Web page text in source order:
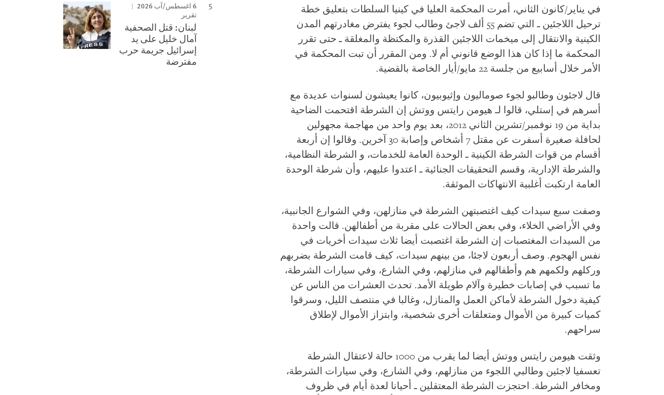
في يناير/كانون الثاني، أمرت المحكمة العليا في كينيا السلطات بتعليق خطة
ترحيل اللاجئين ـ التي تضم 55 ألف لاجئ وطالب لجوء يفترض مغادرتهم المدن
الكينية والانتقال إلى ميخمات اللاجئين القذرة والمكتظة والمغلقة ـ حتى تقرر
المحكمة ما إذا كان هذا الوضع قانوني أم لا. ومن المقرر أن تبت المحكمة في
الأمر خلال أسابيع من جلسة 22 مايو/أيار الخاصة بالقضية.
قال لاجئون وطالبو لجوء صوماليون وإثيوبيون، كانوا يعيشون لسنوات عديدة مع
أسرهم في إستلي، قالوا لـ هيومن رايتس ووتش إن الشرطة اقتحمت الضاحية
بداية من 19 نوفمبر/تشرين الثاني 2012، بعد يوم واحد من مهاجمة مجهولين
لحافلة صغيرة أسفرت عن مقتل 7 أشخاص وإصابة 30 آخرين. وقالوا إن أربعة
أقسام من قوات الشرطة الكينية ـ الوحدة العامة للخدمات، و الشرطة النظامية،
والشرطة الإدارية، وقسم التحقيقات الجنائية ـ اعتدوا عليهم، وأن شرطة الوحدة
العامة ارتكبت أغلبية الانتهاكات الموثقة.
وصفت سبع سيدات كيف اغتصبتهن الشرطة في منازلهن، وفي الشوارع الجانبية،
وفي الأراضي الخلاء، وفي بعض الحالات على مقربة من أطفالهن. قالت واحدة
من السيدات المغتصبات إن الشرطة اغتصبت أيضا ثلاث سيدات أخريات في
نفس الهجوم. وصف أربعون لاجئا، من بينهم سيدات، كيف قامت الشرطة بضربهم
وركلهم ولكمهم هم وأطفالهم في منازلهم، وفي الشارع، وفي سيارات الشرطة،
ما تسبب في إصابات خطيرة وآلام طويلة الأمد. تحدث العشرات من الناس عن
كيفية دخول الشرطة لأماكن العمل والمنازل، وغالبا في منتصف الليل، وسرقوا
كميات كبيرة من الأموال ومتعلقات أخرى شخصية، وابتزاز الأموال لإطلاق
سراحهم.
وثقت هيومن رايتس ووتش أيضا لما يقرب من 1000 حالة لاعتقال الشرطة
تعسفيا لاجئين وطالبي اللجوء من منازلهم، وفي الشارع، وفي سيارات الشرطة،
ومخافر الشرطة. احتجزت الشرطة المعتقلين ـ أحيانا لعدة أيام في ظروف
6 اغسطس/آب 2026
تقرير
لبنان: قتل الصحفية
آمال خليل على يد
إسرائيل جريمة حرب
مفترضة